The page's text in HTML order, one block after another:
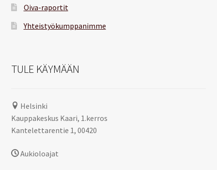
Oiva-raportit
Yhteistyökumppanimme
TULE KÄYMÄÄN
Helsinki
Kauppakeskus Kaari, 1.kerros
Kantelettarentie 1, 00420
Aukioloajat